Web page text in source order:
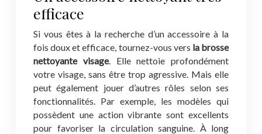
efficace
Si vous êtes à la recherche d’un accessoire à la
fois doux et efficace, tournez-vous vers la brosse
nettoyante visage. Elle nettoie profondément
votre visage, sans être trop agressive. Mais elle
peut également jouer d’autres rôles selon ses
fonctionnalités. Par exemple, les modèles qui
possèdent une action vibrante sont excellents
pour favoriser la circulation sanguine. À long